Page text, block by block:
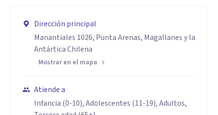
Dirección principal
Manantiales 1026, Punta Arenas, Magallanes y la
Antártica Chilena
Mostrar en el mapa
Atiende a
Infancia (0-10), Adolescentes (11-19), Adultos,